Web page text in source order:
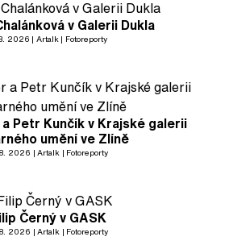
v Galerii Dukla
2026 Artalk Fotoreporty
Petr Kunčík v Krajské galerii
umění ve Zlíně
2026 Artalk Fotoreporty
Černý v GASK
2026 Artalk Fotoreporty